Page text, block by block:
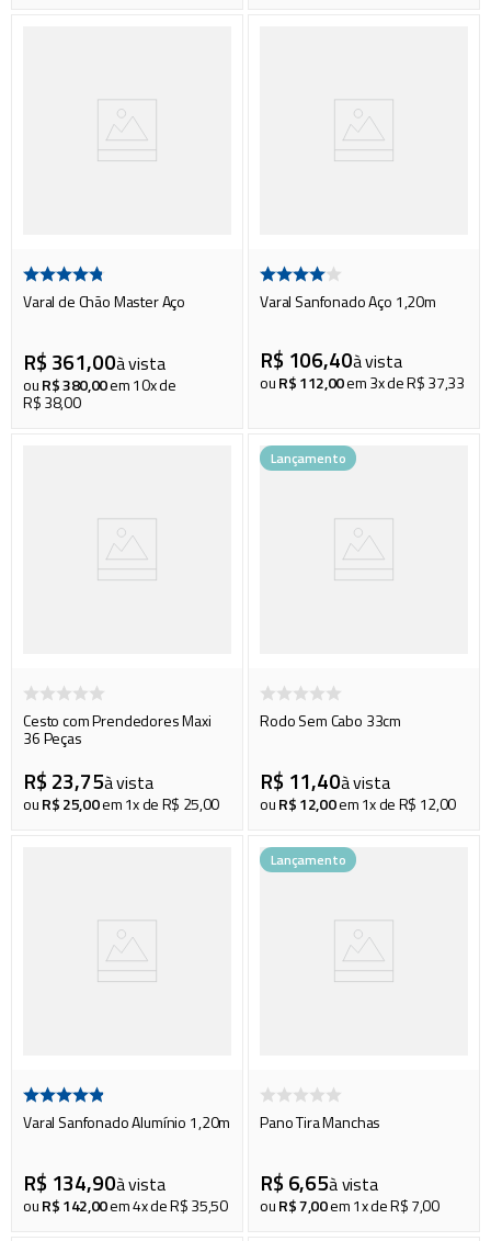
Varal de Chão Master Aço
R$ 361,00à vista
ouR$380,00em10x de
R$38,00
Varal Sanfonado Aço 1,20m
R$ 106,40à vista
ouR$112,00em3x deR$37,33
Cesto com Prendedores Maxi
36 Peças
R$ 23,75à vista
ouR$25,00em1x deR$ 25,00
Lançamento
Rodo Sem Cabo 33cm
R$ 11,40à vista
ouR$12,00em1x deR$ 12,00
Varal Sanfonado Alumínio 1,20m
R$ 134,90à vista
ouR$142,00em4x deR$35,50
Lançamento
Pano Tira Manchas
R$ 6,65à vista
ouR$7,00em1x deR$7,00